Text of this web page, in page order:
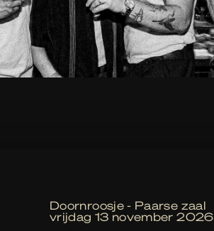
Doornroosje - Paarse zaal
vrijdag 13 november 2026